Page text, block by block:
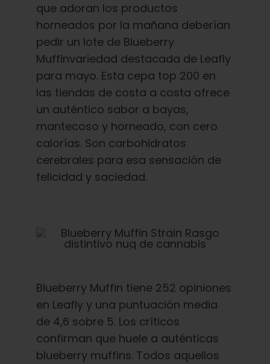
que adoran los productos
horneados por la mañana deberían
pedir un lote de Blueberry
Muffinvariedad destacada de Leafly
para mayo. Esta cepa top 200 en
las tiendas de costa a costa ofrece
un auténtico sabor a bayas,
mantecoso y horneado, con cero
calorías. Son carbohidratos
cerebrales para esa sensación de
felicidad y saciedad.
Blueberry Muffin tiene 252 opiniones
en Leafly y una puntuación media
de 4,6 sobre 5. Los críticos
confirman que huele a auténticas
blueberry muffins. Todos aquellos